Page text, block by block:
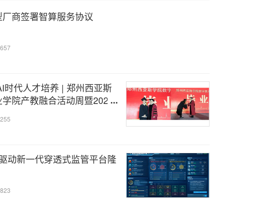
商签署智算服务协议
时代人才培养 | 郑州西亚斯
院产教融合活动周暨2026
动新一代穿透式监管平台隆